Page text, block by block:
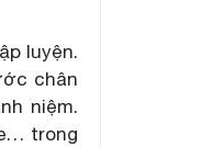
luyện.
chân
niệm.
trong